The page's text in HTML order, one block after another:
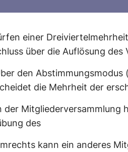
einer
über die Auflösung
den
die Mehrheit der
der Mitgliederversammlung
des
kann ein anderes